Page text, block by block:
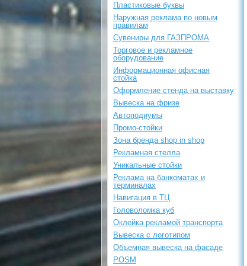
Пластиковые буквы
Наружная реклама по новым
правилам
Сувениры для ГАЗПРОМА
Торговое и рекламное
оборудование
Информационная офисная
стойка
Оформление стенда на выставку
Вывеска на фризе
Автоподиумы
Промо-стойки
Зона бренда shop in shop
Рекламная стелла
Уникальные стойки
Реклама на банкоматах и
терминалах
Навигация в ТЦ
Головоломка куб
Оклейка рекламой транспорта
Вывеска с логотипом
Объемная вывеска на фасаде
POSM